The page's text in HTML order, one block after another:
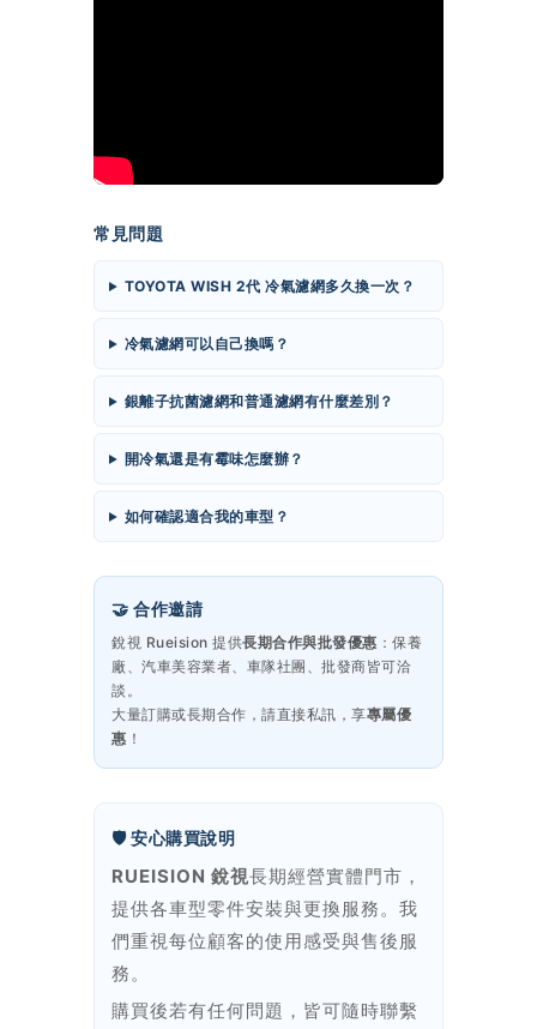
常見問題
TOYOTA WISH 2代 冷氣濾網多久換一次？
冷氣濾網可以自己換嗎？
銀離子抗菌濾網和普通濾網有什麼差別？
開冷氣還是有霉味怎麼辦？
如何確認適合我的車型？
🤝 合作邀請
銳視 Rueision 提供長期合作與批發優惠 ：保養
廠、汽車美容業者、車隊社團、批發商皆可洽
談。
大量訂購或長期合作，請直接私訊，享專屬優
惠 ！
🛡️ 安心購買說明
RUEISION 銳視長期經營實體門市，
提供各車型零件安裝與更換服務。我
們重視每位顧客的使用感受與售後服
務。
購買後若有任何問題，皆可隨時聯繫